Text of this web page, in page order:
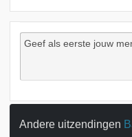
Andere uitzendingen